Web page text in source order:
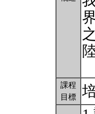
課程
目標